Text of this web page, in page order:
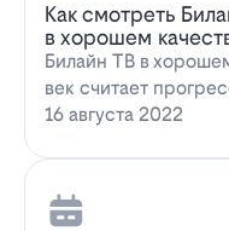
Как смотреть
в хорошем
Билайн ТВ в
век считает
большинство
16 августа 2022